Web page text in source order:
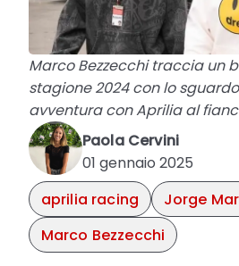
Marco Bezzecchi traccia un
stagione 2024 con lo
avventura con Aprilia al
Paola Cervini
01 gennaio 2025
aprilia racing
Jorge
Marco Bezzecchi